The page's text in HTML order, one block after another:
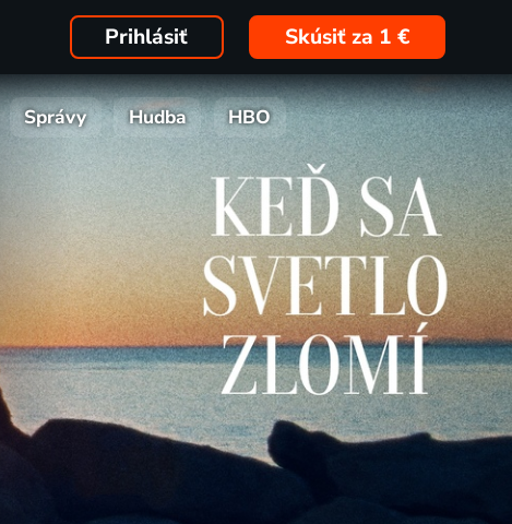
Prihlásiť Skúsiť za 1 €
Správy Hudba HBO